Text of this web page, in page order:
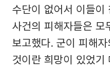
수단이 없어서 이들이
사건의 피해자들은 모
보고했다. 군이 피해
것이란 희망이 있었기